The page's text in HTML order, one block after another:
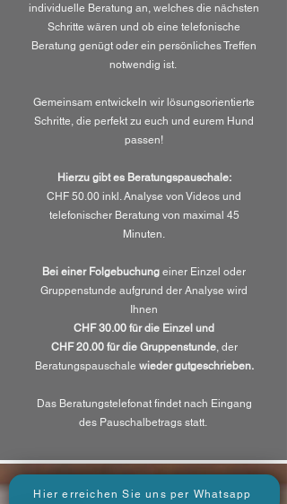
individuelle Beratung an, welches die nächsten
Schritte wären und ob eine telefonische
Beratung genügt oder ein persönliches Treffen
notwendig ist.
Gemeinsam entwickeln wir lösungsorientierte
Schritte, die perfekt zu euch und eurem Hund
passen!
Hierzu gibt es Beratungspauschale:
CHF 50.00 inkl. Analyse von Videos und
telefonischer Beratung von maximal 45
Minuten.
Bei einer Folgebuchung einer Einzel oder
Gruppenstunde aufgrund der Analyse wird
Ihnen
CHF 30.00 für die Einzel und
CHF 20.00 für die Gruppenstunde, der
Beratungspauschale wieder gutgeschrieben.
Das Beratungstelefonat findet nach Eingang
des Pauschalbetrags statt.
Hier erreichen Sie uns per Whatsapp